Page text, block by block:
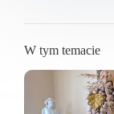
W tym temacie